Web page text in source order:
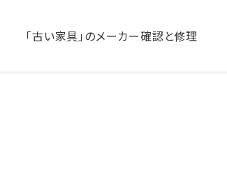
「古い家具」のメーカー確認と修理